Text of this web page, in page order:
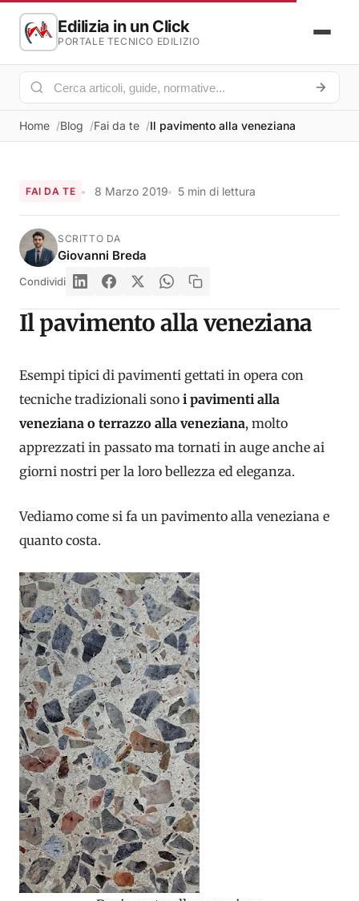
Edilizia in un Click
PORTALE TECNICO EDILIZIO
Home Blog Fai da te Il pavimento alla veneziana
FAI DA TE 8 Marzo 2019 5 min di lettura
SCRITTO DA
Giovanni Breda
Condividi
Il pavimento alla veneziana
Esempi tipici di pavimenti gettati in opera con
tecniche tradizionali sono i pavimenti alla
veneziana o terrazzo alla veneziana, molto
apprezzati in passato ma tornati in auge anche ai
giorni nostri per la loro bellezza ed eleganza.
Vediamo come si fa un pavimento alla veneziana e
quanto costa.